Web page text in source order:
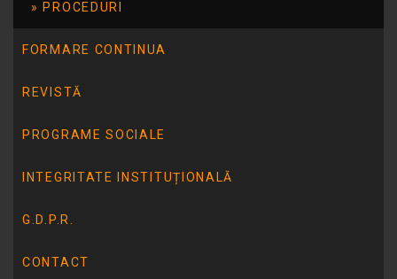
PROCEDURI
FORMARE CONTINUA
REVISTĂ
PROGRAME SOCIALE
INTEGRITATE INSTITUȚIONALĂ
G.D.P.R.
CONTACT